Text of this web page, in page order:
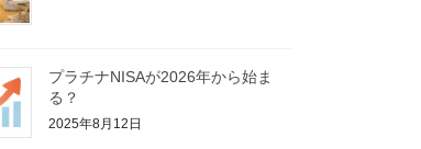
プラチナNISAが2026年から始ま
る？
2025年8月12日